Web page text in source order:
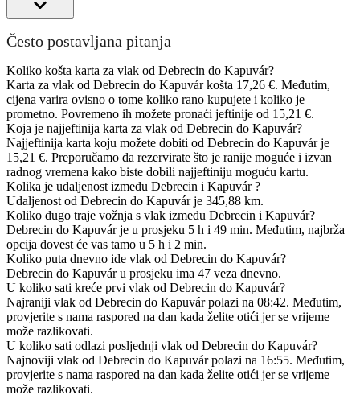
Često postavljana pitanja
Koliko košta karta za vlak od Debrecin do Kapuvár?
Karta za vlak od Debrecin do Kapuvár košta 17,26 €. Međutim,
cijena varira ovisno o tome koliko rano kupujete i koliko je
prometno. Povremeno ih možete pronaći jeftinije od 15,21 €.
Koja je najjeftinija karta za vlak od Debrecin do Kapuvár?
Najjeftinija karta koju možete dobiti od Debrecin do Kapuvár je
15,21 €. Preporučamo da rezervirate što je ranije moguće i izvan
radnog vremena kako biste dobili najjeftiniju moguću kartu.
Kolika je udaljenost između Debrecin i Kapuvár ?
Udaljenost od Debrecin do Kapuvár je 345,88 km.
Koliko dugo traje vožnja s vlak između Debrecin i Kapuvár?
Debrecin do Kapuvár je u prosjeku 5 h i 49 min. Međutim, najbrža
opcija dovest će vas tamo u 5 h i 2 min.
Koliko puta dnevno ide vlak od Debrecin do Kapuvár?
Debrecin do Kapuvár u prosjeku ima 47 veza dnevno.
U koliko sati kreće prvi vlak od Debrecin do Kapuvár?
Najraniji vlak od Debrecin do Kapuvár polazi na 08:42. Međutim,
provjerite s nama raspored na dan kada želite otići jer se vrijeme
može razlikovati.
U koliko sati odlazi posljednji vlak od Debrecin do Kapuvár?
Najnoviji vlak od Debrecin do Kapuvár polazi na 16:55. Međutim,
provjerite s nama raspored na dan kada želite otići jer se vrijeme
može razlikovati.